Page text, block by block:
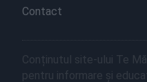
Contact
Conținutul site-ului Te
pentru informare și